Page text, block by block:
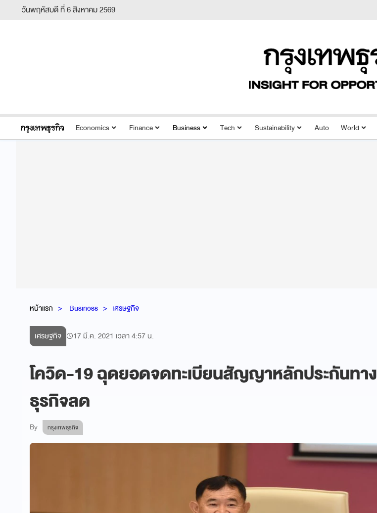
วันพฤหัสบดี ที่ 6 สิงหาคม 2569
Economics Finance Business Tech Sustainability Auto World
หน้าแรก Business เศรษฐกิจ
เศรษฐกิจ 17 มี.ค. 2021 เวลา 4:57 น.
โควิด-19 ฉุดยอดจดทะเบียนสัญญาหลักประกันทาง
ธุรกิจลด
By กรุงเทพธุรกิจ